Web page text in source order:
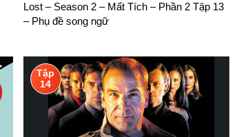
Lost – Season 2 – Mất Tích – Phần 2 Tập 13
– Phụ đề song ngữ
Tập
14